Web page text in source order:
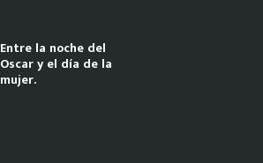
Entre la noche del
Oscar y el día de la
mujer.